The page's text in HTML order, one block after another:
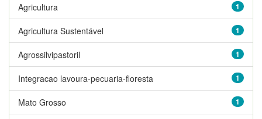
1
Agricultura
1
Agricultura Sustentável
1
Agrossilvipastoril
1
Integracao lavoura-pecuaria-floresta
1
Mato Grosso